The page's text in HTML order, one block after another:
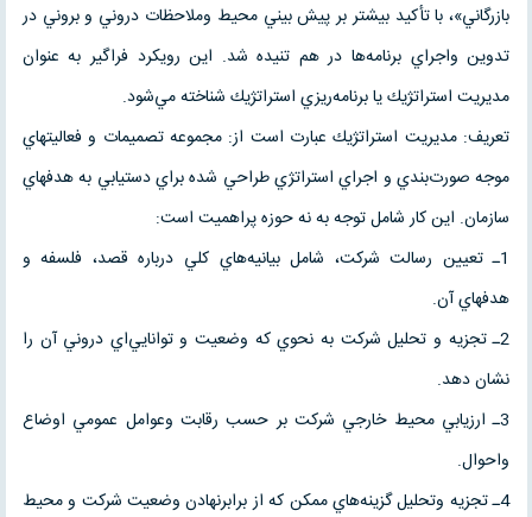
بازرگاني»، با تأكيد بيشتر بر پيش بيني محيط وملاحظات دروني و بروني در
تدوين واجراي برنامه‌ها در هم تنيده شد. اين رويكرد فراگير به عنوان
مديريت استراتژيك يا برنامه‌ريزي استراتژيك شناخته مي‌شود.
تعريف: مديريت استراتژيك عبارت است از: مجموعه تصميمات و فعاليتهاي
موجه صورت‌بندي و اجراي استراتژي طراحي شده براي دستيابي به هدفهاي
سازمان. اين كار شامل توجه به نه حوزه پراهميت است:
1ـ تعيين رسالت شركت، شامل بيانيه‌هاي كلي درباره قصد، فلسفه و
هدفهاي آن.
2ـ تجزيه و تحليل‌ شركت به نحوي كه وضعيت و توانايي‌اي دروني آن را
نشان دهد.
3ـ ارزيابي محيط خارجي شركت بر حسب رقابت وعوامل عمومي اوضاع
واحوال.
4ـ تجزيه وتحليل گزينه‌هاي ممكن كه از برابرنهادن وضعيت شركت و محيط